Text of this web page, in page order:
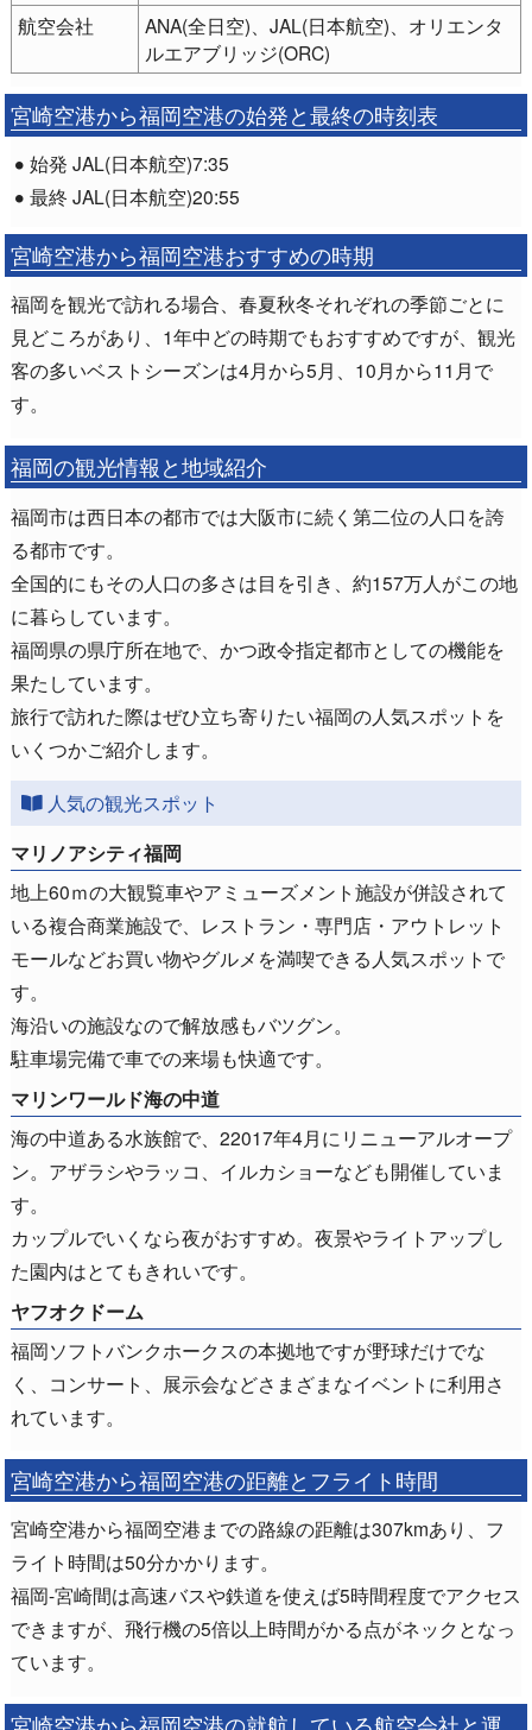
航空会社
ANA(全日空)、JAL(日本航空)、オリエンタ
ルエアブリッジ(ORC)
宮崎空港から福岡空港の始発と最終の時刻表
始発 JAL(日本航空)7:35
最終 JAL(日本航空)20:55
宮崎空港から福岡空港おすすめの時期
福岡を観光で訪れる場合、春夏秋冬それぞれの季節ごとに
見どころがあり、1年中どの時期でもおすすめですが、観光
客の多いベストシーズンは4月から5月、10月から11月で
す。
福岡の観光情報と地域紹介
福岡市は西日本の都市では大阪市に続く第二位の人口を誇
る都市です。
全国的にもその人口の多さは目を引き、約157万人がこの地
に暮らしています。
福岡県の県庁所在地で、かつ政令指定都市としての機能を
果たしています。
旅行で訪れた際はぜひ立ち寄りたい福岡の人気スポットを
いくつかご紹介します。
人気の観光スポット
マリノアシティ福岡
地上60ｍの大観覧車やアミューズメント施設が併設されて
いる複合商業施設で、レストラン・専門店・アウトレット
モールなどお買い物やグルメを満喫できる人気スポットで
す。
海沿いの施設なので解放感もバツグン。
駐車場完備で車での来場も快適です。
マリンワールド海の中道
海の中道ある水族館で、22017年4月にリニューアルオープ
ン。アザラシやラッコ、イルカショーなども開催していま
す。
カップルでいくなら夜がおすすめ。夜景やライトアップし
た園内はとてもきれいです。
ヤフオクドーム
福岡ソフトバンクホークスの本拠地ですが野球だけでな
く、コンサート、展示会などさまざまなイベントに利用さ
れています。
宮崎空港から福岡空港の距離とフライト時間
宮崎空港から福岡空港までの路線の距離は307kmあり、フ
ライト時間は50分かかります。
福岡-宮崎間は高速バスや鉄道を使えば5時間程度でアクセス
できますが、飛行機の5倍以上時間がかる点がネックとなっ
ています。